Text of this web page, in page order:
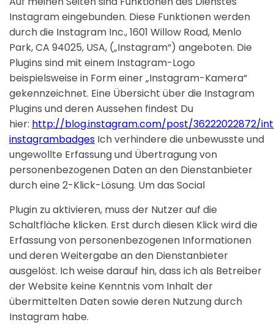
Instagram eingebunden. Diese Funktionen werden
durch die Instagram Inc., 1601 Willow Road, Menlo
Park, CA 94025, USA, („Instagram“) angeboten. Die
Plugins sind mit einem Instagram-Logo
beispielsweise in Form einer „Instagram-Kamera“
gekennzeichnet. Eine Übersicht über die Instagram
Plugins und deren Aussehen findest Du
hier: http://blog.instagram.com/post/36222022872/
instagrambadges Ich verhindere die unbewusste und
ungewollte Erfassung und Übertragung von
personenbezogenen Daten an den Dienstanbieter
durch eine 2-Klick-Lösung. Um das Social
Plugin zu aktivieren, muss der Nutzer auf die
Schaltfläche klicken. Erst durch diesen Klick wird die
Erfassung von personenbezogenen Informationen
und deren Weitergabe an den Dienstanbieter
ausgelöst. Ich weise darauf hin, dass ich als Betreiber
der Website keine Kenntnis vom Inhalt der
übermittelten Daten sowie deren Nutzung durch
Instagram habe.